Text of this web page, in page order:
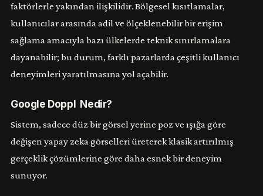
faktörlerle yakından ilişkilidir. Bölgesel kısıtlamalar,
kullanıcılar arasında adil ve ölçeklenebilir bir erişim
sağlama amacıyla bazı ülkelerde teknik sınırlamalara
dayanabilir; bu durum, farklı pazarlarda çeşitli kullanıcı
deneyimleri yaratılmasına yol açabilir.
Google Doppl Nedir?
Sistem, sadece düz bir görsel yerine poz ve ışığa göre
değişen yapay zeka görselleri üreterek klasik artırılmış
gerçeklik çözümlerine göre daha esnek bir deneyim
sunuyor.